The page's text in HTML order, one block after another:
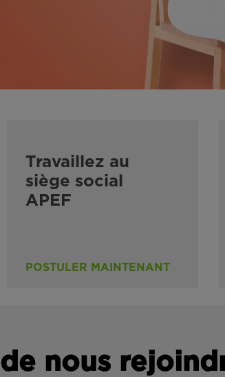
Travaillez au
siège social
APEF
POSTULER MAINTENANT
de nous